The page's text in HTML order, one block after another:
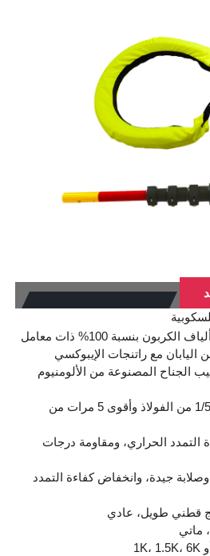
1. مصنوعة من ألياف الكربون بنسبة 100% ذات معامل
مع راتنجات الإيبوكسي
الجناح المصنوعة من الألومنيوم
3. الأوزان فقط 1/5 من الفولاذ وأقوى 5 مرات من
التمدد الحراري، ومقاومة درجات
وصلابة جيدة، وانخفاض كفاءة التمدد
قطني طويل، عادي
ماتي